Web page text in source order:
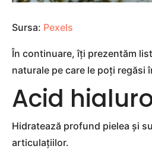
Sursa: Pexels
În continuare, îți prezentăm
naturale pe care le poți regăsi
Acid
Hidratează profund pielea și
articulațiilor.